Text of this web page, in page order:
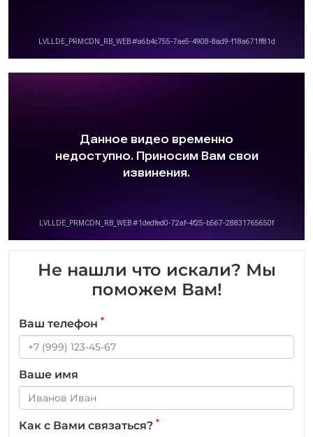
Не нашли что искали? Мы
поможем Вам!
Ваш телефон *
Ваше имя
Как с Вами связаться? *